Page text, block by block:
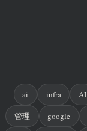
ai infra AI
管理 google